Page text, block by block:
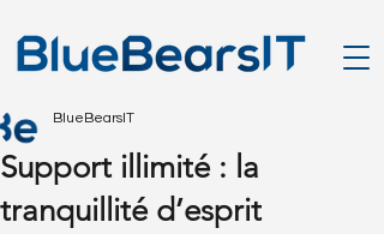
Support illimité : la
tranquillité d’esprit
BlueBearsIT